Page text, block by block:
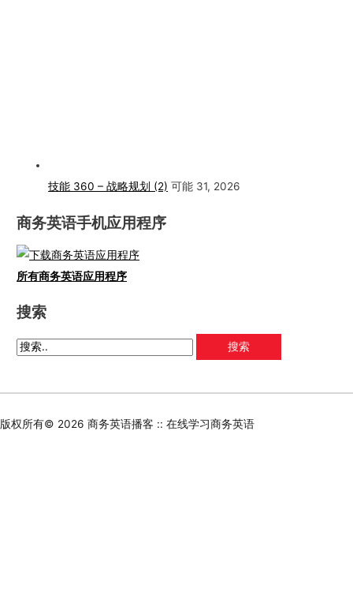
技能 360 – 战略规划 (2) 可能 31, 2026
商务英语手机应用程序
所有商务英语应用程序
搜索
版权所有© 2026 商务英语播客 :: 在线学习商务英语